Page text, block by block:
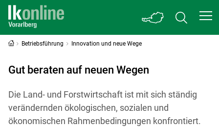
Betriebsführung Innovation und neue Wege
Gut beraten auf neuen Wegen
Die Land- und Forstwirtschaft ist mit sich ständig
verändernden ökologischen, sozialen und
ökonomischen Rahmenbedingungen konfrontiert.